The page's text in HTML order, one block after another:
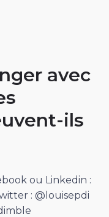
avec
ils
ou Linkedin :
: @louisepdi